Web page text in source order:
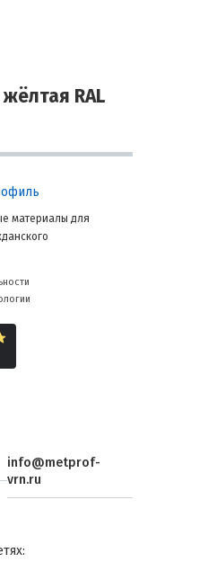
RAL
материалы для
info@metprof-
vrn.ru